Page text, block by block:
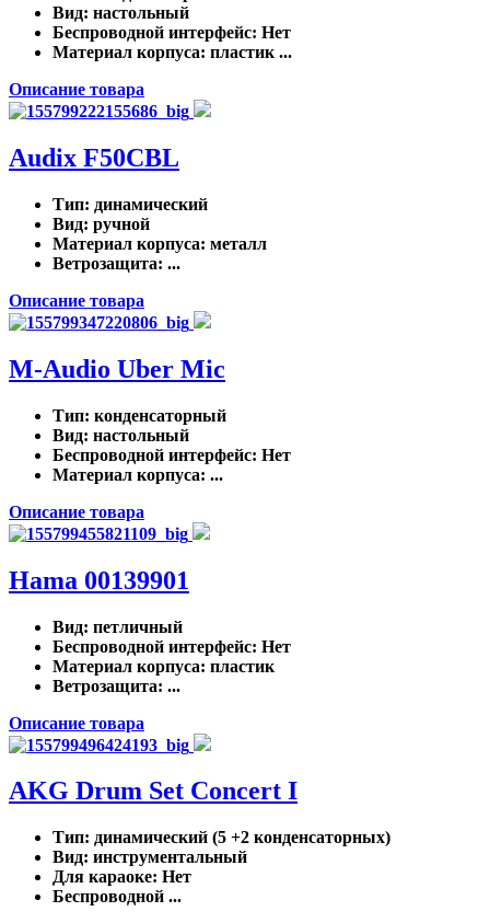
Вид: настольный
Беспроводной интерфейс: Нет
Материал корпуса: пластик ...
Описание товара
Audix F50CBL
Тип: динамический
Вид: ручной
Материал корпуса: металл
Ветрозащита: ...
Описание товара
M-Audio Uber Mic
Тип: конденсаторный
Вид: настольный
Беспроводной интерфейс: Нет
Материал корпуса: ...
Описание товара
Hama 00139901
Вид: петличный
Беспроводной интерфейс: Нет
Материал корпуса: пластик
Ветрозащита: ...
Описание товара
AKG Drum Set Concert I
Тип: динамический (5 +2 конденсаторных)
Вид: инструментальный
Для караоке: Нет
Беспроводной ...